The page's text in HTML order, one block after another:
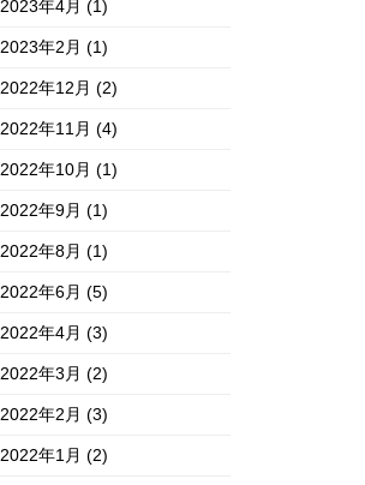
2023年4月(1)
2023年2月(1)
2022年12月(2)
2022年11月(4)
2022年10月(1)
2022年9月(1)
2022年8月(1)
2022年6月(5)
2022年4月(3)
2022年3月(2)
2022年2月(3)
2022年1月(2)